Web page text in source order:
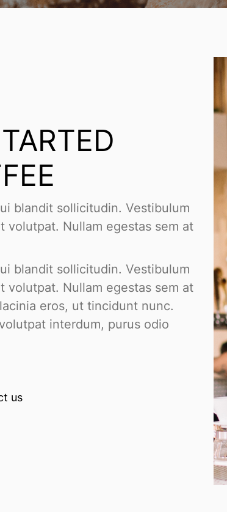
blandit sollicitudin. Vestibulum
volutpat. Nullam egestas sem at
blandit sollicitudin. Vestibulum
volutpat. Nullam egestas sem at
eros, ut tincidunt nunc.
interdum, purus odio
us